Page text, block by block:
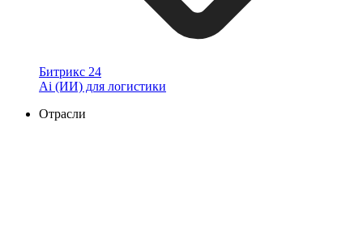
Битрикс 24
Ai (ИИ) для логистики
Отрасли